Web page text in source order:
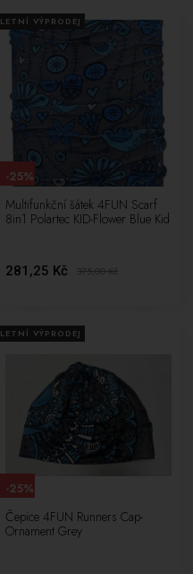
LETNÍ VÝPRODEJ
Multifunkční šátek 4FUN Scarf
8in1 Polartec KID-Flower Blue Kid
281,25 Kč 375,00Kč
-25%
LETNÍ VÝPRODEJ
Čepice 4FUN Runners Cap-
Ornament Grey
-25%